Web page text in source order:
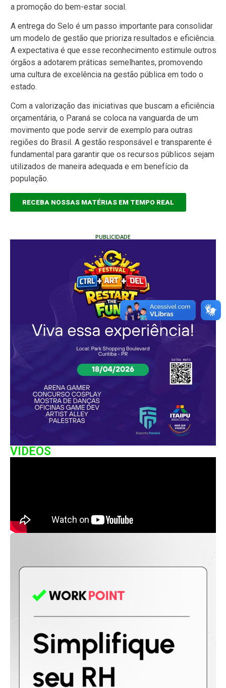
a promoção do bem-estar social.
A entrega do Selo é um passo importante para consolidar
um modelo de gestão que prioriza resultados e eficiência.
A expectativa é que esse reconhecimento estimule outros
órgãos a adotarem práticas semelhantes, promovendo
uma cultura de excelência na gestão pública em todo o
estado.
Com a valorização das iniciativas que buscam a eficiência
orçamentária, o Paraná se coloca na vanguarda de um
movimento que pode servir de exemplo para outras
regiões do Brasil. A gestão responsável e transparente é
fundamental para garantir que os recursos públicos sejam
utilizados de maneira adequada e em benefício da
população.
RECEBA NOSSAS MATÉRIAS EM TEMPO REAL
PUBLICIDADE
VIDEOS